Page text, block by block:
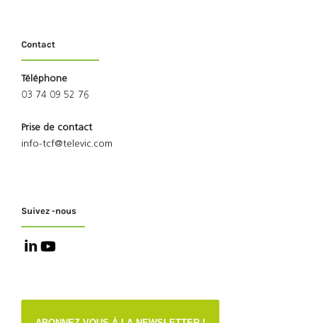
Contact
Téléphone
03 74 09 52 76
Prise de contact
info-tcf@televic.com
Suivez -nous